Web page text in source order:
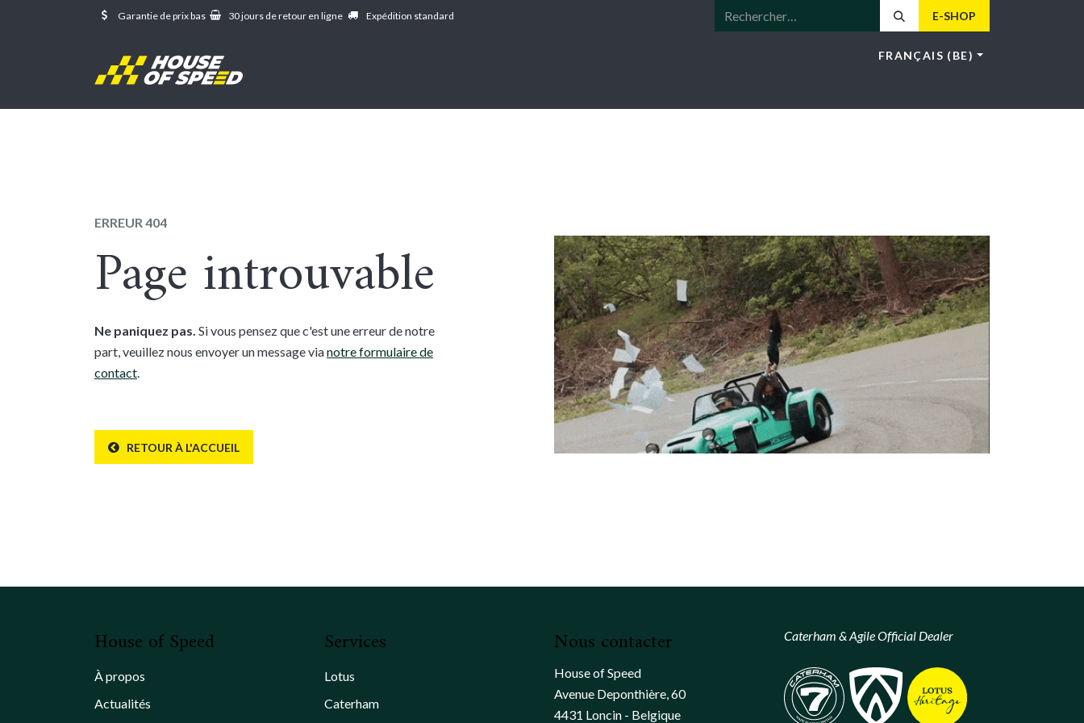
Se rendre au contenu Garantie de prix bas 30 jours de retour en ligne Expédition standard E-SHOP
FRANÇAIS (BE)
Erreur 404
ERREUR 404
Page introuvable
Ne paniquez pas. Si vous pensez que c'est une erreur de notre
part, veuillez nous envoyer un message vianotre formulaire de
contact.
RETOUR À L'ACCUEIL
Erreur 404
House of Speed
À propos
Actualités
Services
Lotus
Caterham
Nous contacter
House of Speed
Avenue Deponthière, 60
4431 Loncin - Belgique
Caterham & Agile Official Dealer